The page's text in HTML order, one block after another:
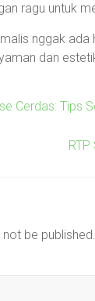
ragu untuk
nggak
dan
Cerdas: Tips
be published.